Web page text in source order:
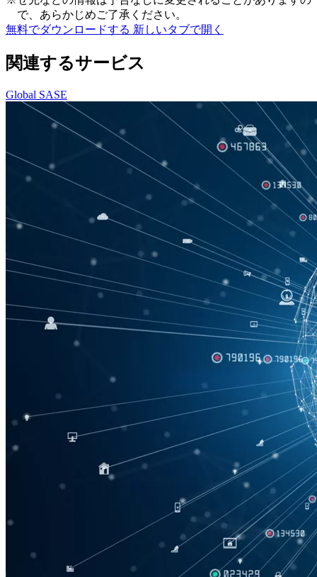
で、あらかじめご了承ください。
無料でダウンロードする 新しいタブで開く
関連するサービス
Global SASE